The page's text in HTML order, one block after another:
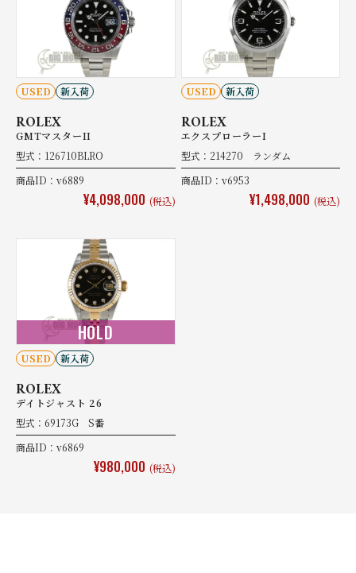
USED 新入荷
ROLEX
GMTマスターII
型式：126710BLRO
商品ID：v6889
¥4,098,000 (税込)
USED 新入荷
ROLEX
エクスプローラーI
型式：214270 ランダム
商品ID：v6953
¥1,498,000 (税込)
HOLD
USED 新入荷
ROLEX
デイトジャスト 26
型式：69173G S番
商品ID：v6869
¥980,000 (税込)